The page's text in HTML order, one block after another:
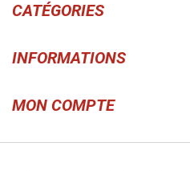
CATÉGORIES
INFORMATIONS
MON COMPTE